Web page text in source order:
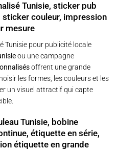
Tunisie, sticker pub
couleur, impression
mesure
ou une campagne
offrent une grande
les formes, les couleurs et les
un visuel attractif qui capte
Tunisie, bobine
étiquette en série,
étiquette en grande